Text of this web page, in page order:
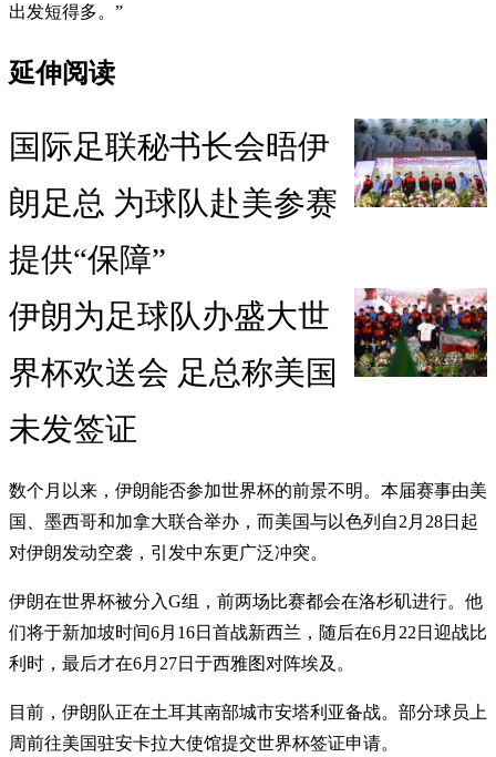
出发短得多。”
延伸阅读
国际足联秘书长会晤伊
朗足总 为球队赴美参赛
提供“保障”
伊朗为足球队办盛大世
界杯欢送会 足总称美国
未发签证
数个月以来，伊朗能否参加世界杯的前景不明。本届赛事由美
国、墨西哥和加拿大联合举办，而美国与以色列自2月28日起
对伊朗发动空袭，引发中东更广泛冲突。
伊朗在世界杯被分入G组，前两场比赛都会在洛杉矶进行。他
们将于新加坡时间6月16日首战新西兰，随后在6月22日迎战比
利时，最后才在6月27日于西雅图对阵埃及。
目前，伊朗队正在土耳其南部城市安塔利亚备战。部分球员上
周前往美国驻安卡拉大使馆提交世界杯签证申请。